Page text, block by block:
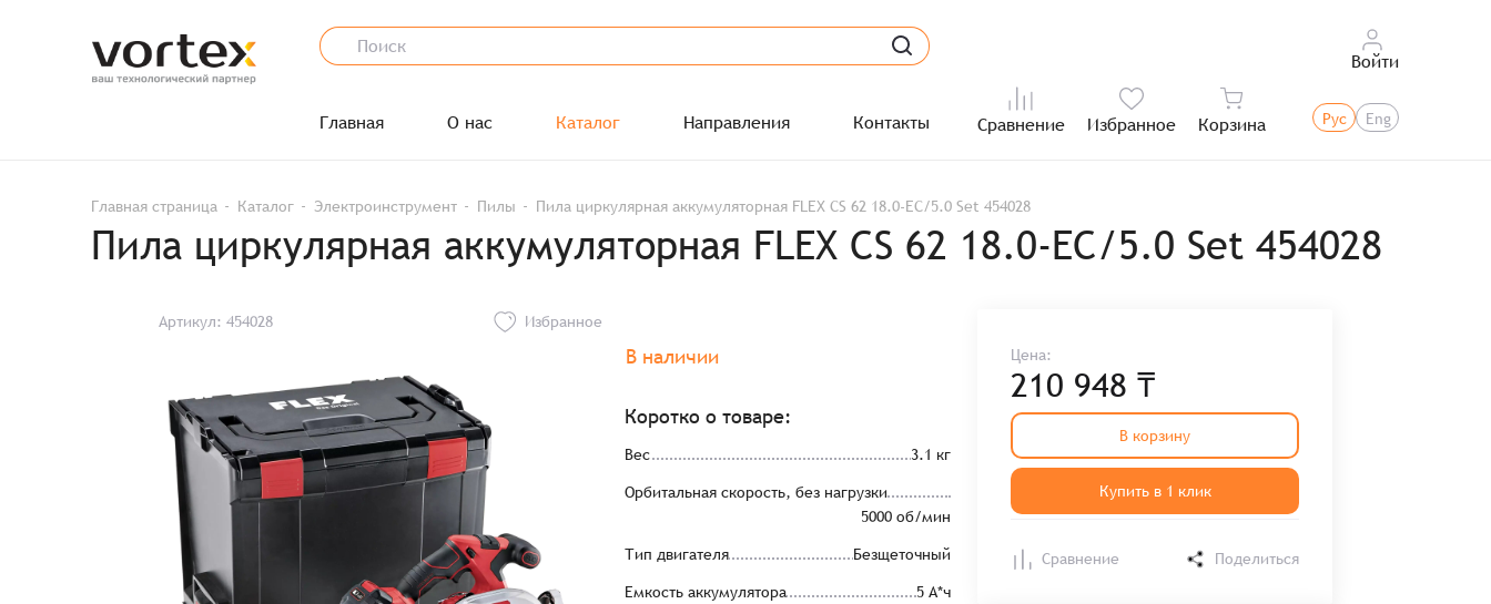
Войти
Главная О нас Каталог Направления Контакты Сравнение Избранное Корзина Рус Eng
Главная страница Каталог Электроинструмент Пилы Пила циркулярная аккумуляторная FLEX CS 62 18.0-EC/5.0 Set 454028
Пила циркулярная аккумуляторная FLEX CS 62 18.0-EC/5.0 Set 454028
Артикул: 454028 Избранное
В наличии
Коротко о товаре:
Вес 3.1 кг
Орбитальная скорость, без нагрузки
5000 об/мин
Тип двигателя Безщеточный
Емкость аккумулятора 5 А*ч
Цена:
210 948 ₸
В корзину
Купить в 1 клик
Сравнение Поделиться